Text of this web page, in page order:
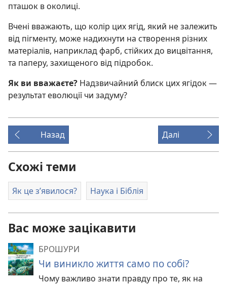
пташок в околиці.
Вчені вважають, що колір цих ягід, який не залежить
від пігменту, може надихнути на створення різних
матеріалів, наприклад фарб, стійких до вицвітання,
та паперу, захищеного від підробок.
Як ви вважаєте? Надзвичайний блиск цих ягідок —
результат еволюції чи задуму?
Назад Далі
Схожі теми
Як це з’явилося? Наука і Біблія
Вас може зацікавити
БРОШУРИ
Чи виникло життя само по собі?
Чому важливо знати правду про те, як на